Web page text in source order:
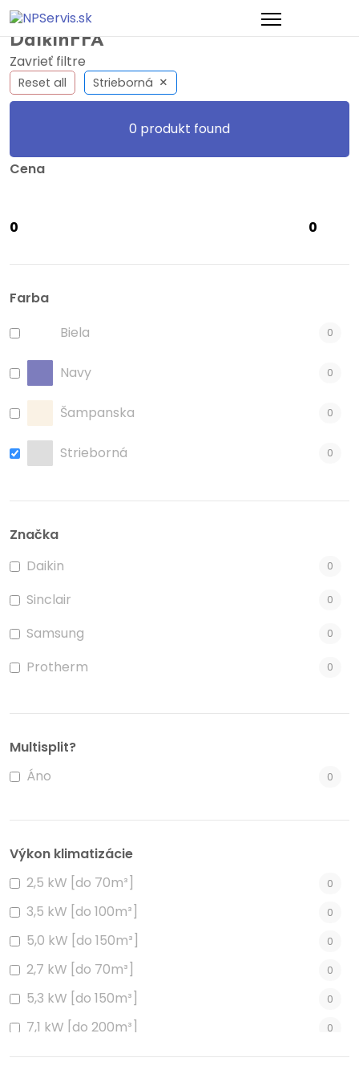
Domov
DaikinFFA
Zavrieť filtre
Reset all Strieborná ×
0 produkt found
Cena
Farba
Biela
0
Navy 0
Šampanska 0
Strieborná 0
Matná čierna 0
Značka
Daikin
0
Sinclair 0
Samsung 0
Protherm 0
Multisplit?
Áno
0
Výkon klimatizácie
2,5 kW [do 70m³]
0
3,5 kW [do 100m³] 0
5,0 kW [do 150m³] 0
2,7 kW [do 70m³] 0
5,3 kW [do 150m³] 0
7,1 kW [do 200m³] 0
3,2 kW [do 100m³] 0